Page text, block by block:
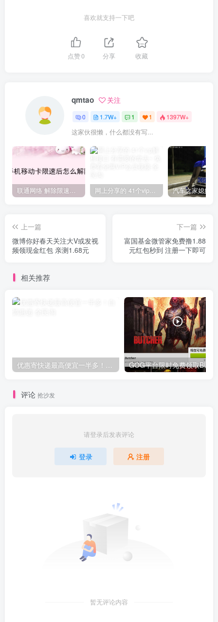
喜欢就支持一下吧
点赞0 分享 收藏
qmtao 关注
0 1.7W+ 1 1 1397W+
这家伙很懒，什么都没有写...
联通网络 解除限速方法参考！畅享、畅玩、老白干等及其它地区自测了 网上分享的 41个vip解析接口 有需要的拿去~ 免费看全网VIP会员视频
上一篇
微博你好春天关注大V或发视
频领现金红包 亲测1.68元
下一篇
富国基金微管家免费撸1.88
元红包秒到 注册一下即可
相关推荐
评论 抢沙发
请登录后发表评论
登录 注册
暂无评论内容